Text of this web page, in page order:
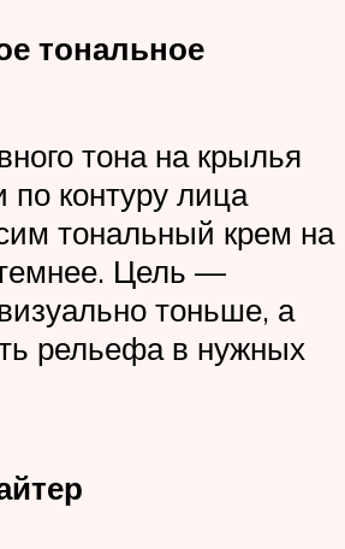
тональное
тона на крылья
по контуру лица
тональный крем на
Цель —
тоньше, а
рельефа в нужных